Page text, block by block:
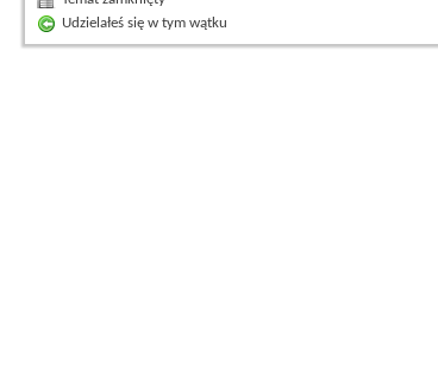
Udzielałeś się w tym wątku